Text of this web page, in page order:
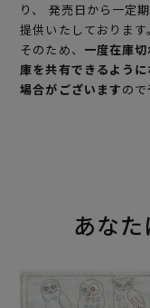
り、 発売日から一定
提供いたしております。
そのため、 一度在庫
庫を共有できるよう
場合がございますので
あな